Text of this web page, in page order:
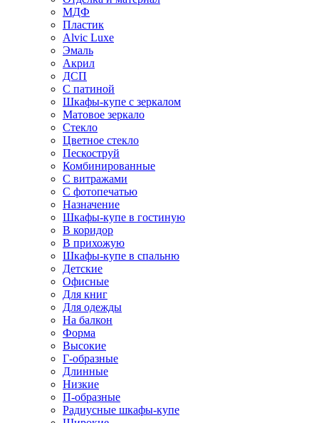
МДФ
Пластик
Alvic Luxe
Эмаль
Акрил
ДСП
С патиной
Шкафы-купе с зеркалом
Матовое зеркало
Стекло
Цветное стекло
Пескоструй
Комбинированные
С витражами
С фотопечатью
Назначение
Шкафы-купе в гостиную
В коридор
В прихожую
Шкафы-купе в спальню
Детские
Офисные
Для книг
Для одежды
На балкон
Форма
Высокие
Г-образные
Длинные
Низкие
П-образные
Радиусные шкафы-купе